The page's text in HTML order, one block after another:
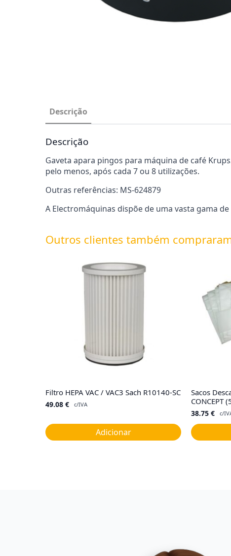
Descrição
Descrição
Gaveta apara pingos para máquina de café
pelo menos, após cada 7 ou 8 utilizações.
Outras referências: MS-624879
A Electromáquinas dispõe de uma vasta gama
Outros clientes também
Filtro HEPA VAC / VAC3 Sach R10140-SC
49.08 € c/IVA
Adicionar
Sacos
CONCEPT
38.75 € c/